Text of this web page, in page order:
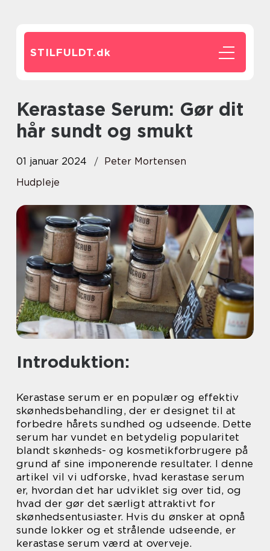
STILFULDT.dk
Kerastase Serum: Gør dit
hår sundt og smukt
01 januar 2024
Peter Mortensen
Hudpleje
Introduktion:
Kerastase serum er en populær og effektiv
skønhedsbehandling, der er designet til at
forbedre hårets sundhed og udseende. Dette
serum har vundet en betydelig popularitet
blandt skønheds- og kosmetikforbrugere på
grund af sine imponerende resultater. I denne
artikel vil vi udforske, hvad kerastase serum
er, hvordan det har udviklet sig over tid, og
hvad der gør det særligt attraktivt for
skønhedsentusiaster. Hvis du ønsker at opnå
sunde lokker og et strålende udseende, er
kerastase serum værd at overveje.